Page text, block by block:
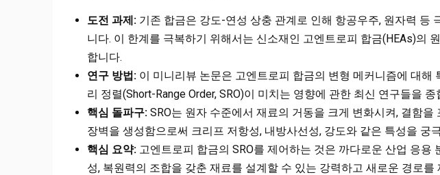
도전 과제: 기존 합금은 강도-연성 상충 관계로 인해 항공우주, 원자력 등
니다. 이 한계를 극복하기 위해서는 신소재인 고엔트로피 합금(HEAs)의
합니다.
연구 방법: 이 미니리뷰 논문은 고엔트로피 합금의 변형 메커니즘에 대해
리 정렬(Short-Range Order, SRO)이 미치는 영향에 관한 최신 연구들을
핵심 돌파구: SRO는 원자 수준에서 재료의 거동을 크게 변화시켜, 결함을
장벽을 생성함으로써 크리프 저항성, 내방사선성, 강도와 같은 특성을 궁
핵심 요약: 고엔트로피 합금의 SRO를 제어하는 것은 까다로운 산업 응용
성, 복원력의 조합을 갖춘 재료를 설계할 수 있는 강력하고 새로운 경로를